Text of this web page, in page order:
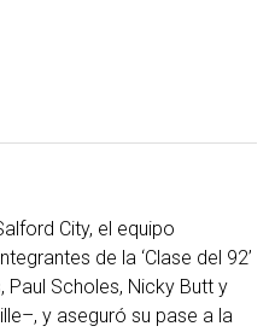
City, el equipo
de la ‘Clase del 92’
Paul Scholes, Nicky Butt y
y aseguró su pase a la